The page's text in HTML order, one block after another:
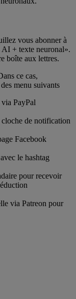
vous abonner à
AI + texte neuronal».
boîte aux lettres.
ce cas,
menu suivants
via PayPal
de notification
Facebook
le hashtag
pour recevoir
via Patreon pour